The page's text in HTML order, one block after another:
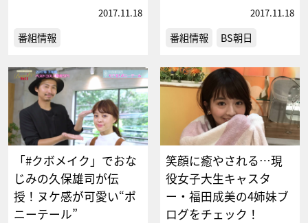
2017.11.18
番組情報
2017.11.18
番組情報 BS朝日
「#クボメイク」でおな
じみの久保雄司が伝
授！ヌケ感が可愛い“ポ
ニーテール”
笑顔に癒やされる…現
役女子大生キャスタ
ー・福田成美の4姉妹ブ
ログをチェック！